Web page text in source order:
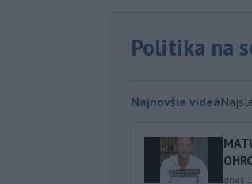
Politika na
Najnovšie videá
dnes